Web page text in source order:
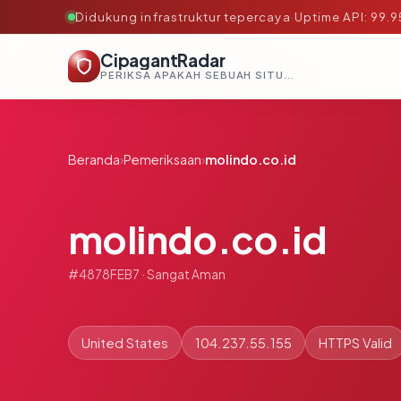
Didukung infrastruktur tepercaya·Uptime API:
CipagantRadar
PERIKSA APAKAH SEBUAH SITUS AMAN, TEPERCAYA, DAN TERVERIFIKASI DALAM HITUNGAN DETIK.
Beranda›Pemeriksaan›molindo.co.id
molindo.co.id
#4878FEB7 · Sangat Aman
United States 104.237.55.155 HTTPS Valid